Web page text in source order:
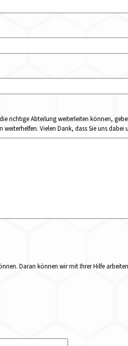
richtige Abteilung weiterleiten können,
Vielen Dank, dass Sie uns dabei
Daran können wir mit Ihrer Hilfe